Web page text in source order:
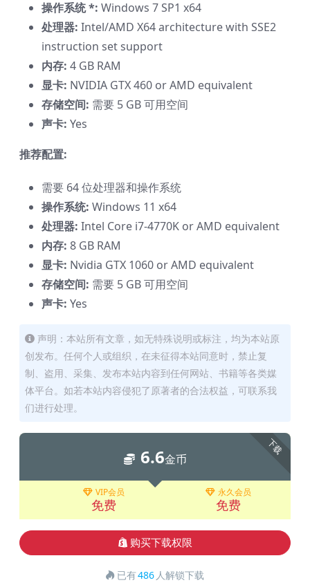
操作系统 *: Windows 7 SP1 x64
处理器: Intel/AMD X64 architecture with SSE2
instruction set support
内存: 4 GB RAM
显卡: NVIDIA GTX 460 or AMD equivalent
存储空间: 需要 5 GB 可用空间
声卡: Yes
推荐配置:
需要 64 位处理器和操作系统
操作系统: Windows 11 x64
处理器: Intel Core i7-4770K or AMD equivalent
内存: 8 GB RAM
显卡: Nvidia GTX 1060 or AMD equivalent
存储空间: 需要 5 GB 可用空间
声卡: Yes
声明：本站所有文章，如无特殊说明或标注，均为本站原
创发布。任何个人或组织，在未征得本站同意时，禁止复
制、盗用、采集、发布本站内容到任何网站、书籍等各类媒
体平台。如若本站内容侵犯了原著者的合法权益，可联系我
们进行处理。
下载
6.6金币
VIP会员
免费
永久会员
免费
购买下载权限
已有486 人解锁下载